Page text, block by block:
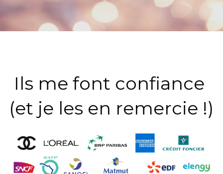
Ils me font confiance
(et je les en remercie !)